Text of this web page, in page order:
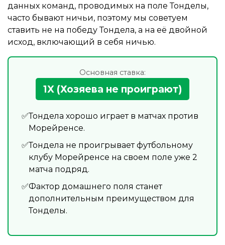
данных команд, проводимых на поле Тонделы,
часто бывают ничьи, поэтому мы советуем
ставить не на победу Тондела, а на её двойной
исход, включающий в себя ничью.
Основная ставка:
1X (Хозяева не проиграют)
Тондела хорошо играет в матчах против
Морейренсе.
Тондела не проигрывает футбольному
клубу Морейренсе на своем поле уже 2
матча подряд.
Фактор домашнего поля станет
дополнительным преимуществом для
Тонделы.